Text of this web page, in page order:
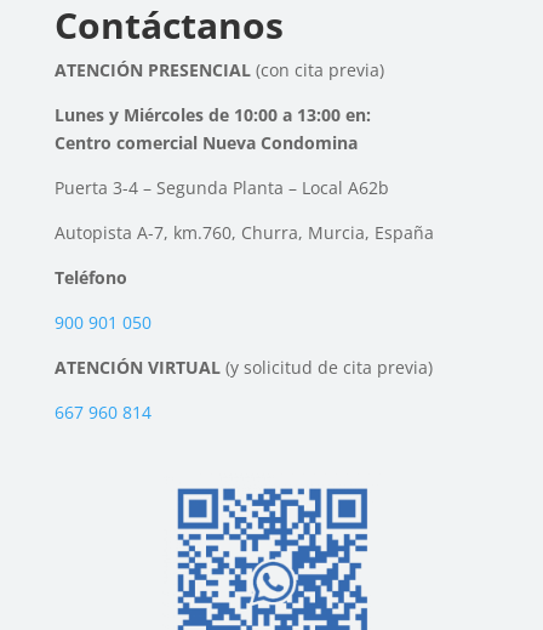
Contáctanos
ATENCIÓN PRESENCIAL (con cita previa)
Lunes y Miércoles de 10:00 a 13:00 en:
Centro comercial Nueva Condomina
Puerta 3-4 – Segunda Planta – Local A62b
Autopista A-7, km.760, Churra, Murcia, España
Teléfono
900 901 050
ATENCIÓN VIRTUAL (y solicitud de cita previa)
667 960 814